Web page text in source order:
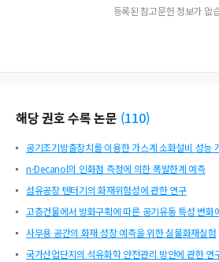
등록된 참고문헌 정보가 없
해당 권호 수록 논문 (110)
공기조기방출장치를 이용한 가스계 소화설비 성능
n-Decanol의 인화점 측정에 의한 폭발한계 예측
섬유공장 텐터기의 화재위험성에 관한 연구
고층건물에서 방화구획에 따른 공기유동 특성 변화
사무용 공간의 화재 성장 예측을 위한 실물화재실험
국가산업단지의 석유화학 안전관리 방안에 관한 연